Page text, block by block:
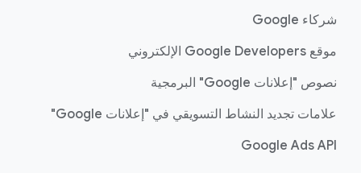
شركاء Google
موقع Google Developers الإلكتروني
نصوص "إعلانات Google" البرمجية
علامات تجديد النشاط التسويقي في "إعلانات Google"
Google Ads API